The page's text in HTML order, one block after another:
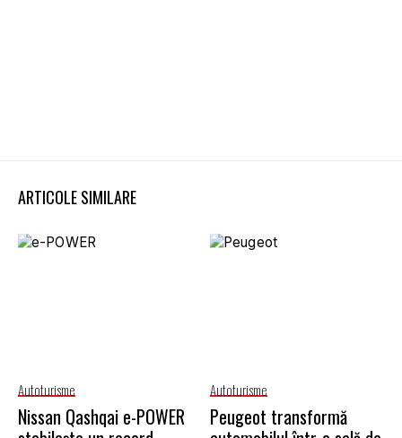
ARTICOLE SIMILARE
Autoturisme
Nissan Qashqai e-POWER
Autoturisme
Peugeot transformă